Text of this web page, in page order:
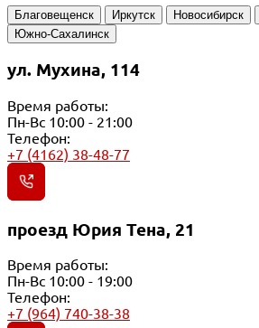
Благовещенск Иркутск Новосибирск
Южно-Сахалинск
ул. Мухина, 114
Время работы:
Пн-Вс 10:00 - 21:00
Телефон:
+7 (4162) 38-48-77
проезд Юрия Тена, 21
Время работы:
Пн-Вс 10:00 - 19:00
Телефон:
+7 (964) 740-38-38